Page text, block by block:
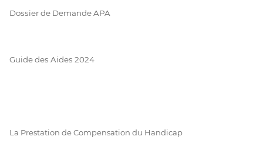
Dossier de Demande APA
Guide des Aides 2024
La Prestation de Compensation du Handicap